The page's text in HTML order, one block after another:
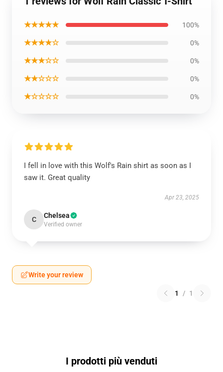
★★★★★ 100%
★★★★☆ 0%
★★★☆☆ 0%
★★☆☆☆ 0%
★☆☆☆☆ 0%
I fell in love with this Wolf's Rain shirt as soon as I
saw it. Great quality
Apr 23, 2025
C Chelsea
Verified owner
Write your review
1 / 1
I prodotti più venduti